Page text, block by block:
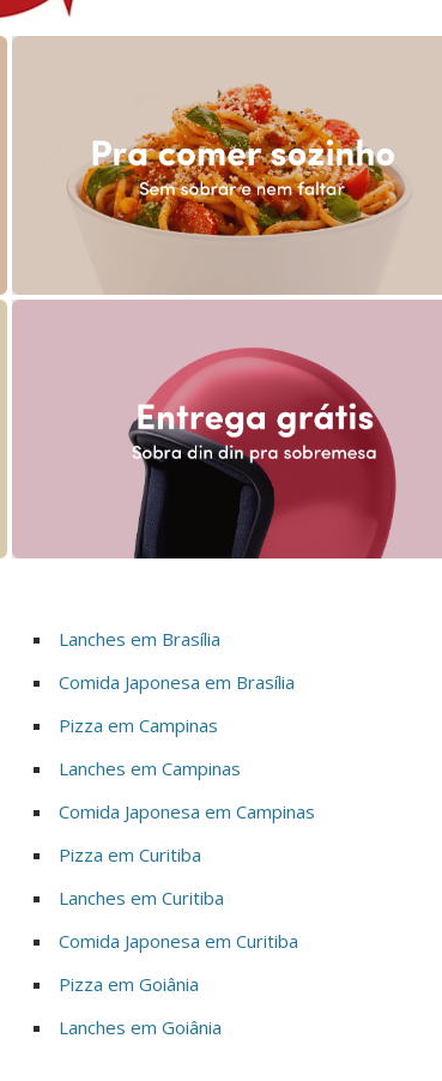
Lanches em Brasília
Comida Japonesa em Brasília
Pizza em Campinas
Lanches em Campinas
Comida Japonesa em Campinas
Pizza em Curitiba
Lanches em Curitiba
Comida Japonesa em Curitiba
Pizza em Goiânia
Lanches em Goiânia